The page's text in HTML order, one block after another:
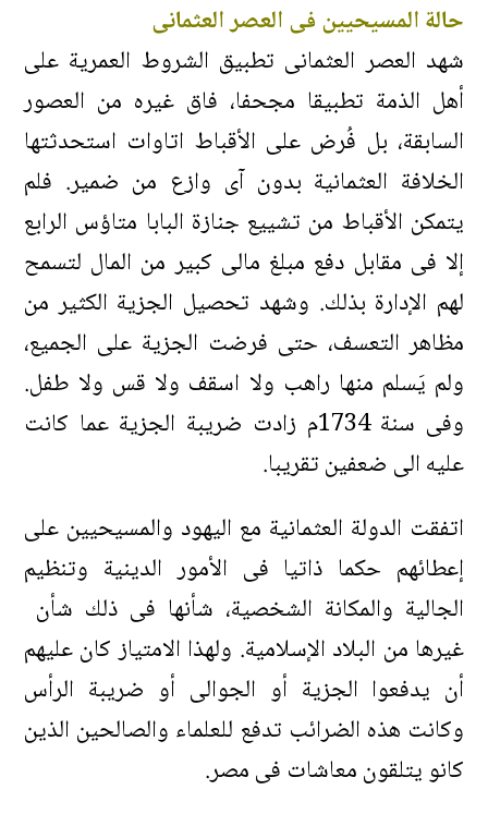
حالة المسيحيين فى العصر العثمانى
شهد العصر العثمانى تطبيق الشروط العمرية على
أهل الذمة تطبيقا مجحفا، فاق غيره من العصور
السابقة، بل فُرض على الأقباط اتاوات استحدثتها
الخلافة العثمانية بدون آى وازع من ضمير. فلم
يتمكن الأقباط من تشييع جنازة البابا متاؤس الرابع
إلا فى مقابل دفع مبلغ مالى كبير من المال لتسمح
لهم الإدارة بذلك. وشهد تحصيل الجزية الكثير من
مظاهر التعسف، حتى فرضت الجزية على الجميع،
ولم يَسلم منها راهب ولا اسقف ولا قس ولا طفل.
وفى سنة 1734م زادت ضريبة الجزية عما كانت
عليه الى ضعفين تقريبا.
اتفقت الدولة العثمانية مع اليهود والمسيحيين على
إعطائهم حكما ذاتيا فى الأمور الدينية وتنظيم
الجالية والمكانة الشخصية، شأنها فى ذلك شأن
غيرها من البلاد الإسلامية. ولهذا الامتياز كان عليهم
أن يدفعوا الجزية أو الجوالى أو ضريبة الرأس
وكانت هذه الضرائب تدفع للعلماء والصالحين الذين
كانو يتلقون معاشات فى مصر.